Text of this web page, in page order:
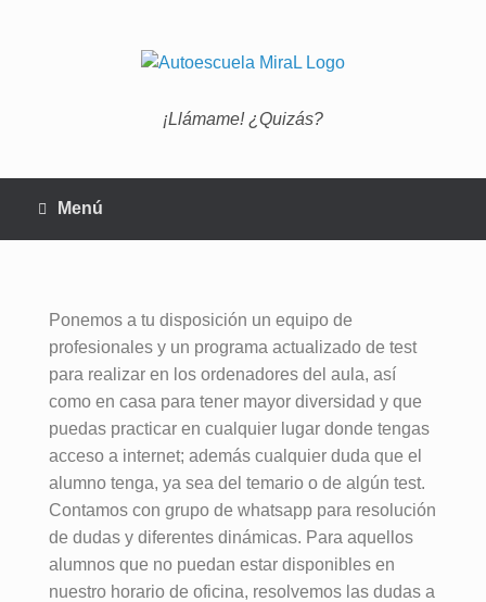
¡Llámame! ¿Quizás?
Menú
Ponemos a tu disposición un equipo de
profesionales y un programa actualizado de test
para realizar en los ordenadores del aula, así
como en casa para tener mayor diversidad y que
puedas practicar en cualquier lugar donde tengas
acceso a internet; además cualquier duda que el
alumno tenga, ya sea del temario o de algún test.
Contamos con grupo de whatsapp para resolución
de dudas y diferentes dinámicas. Para aquellos
alumnos que no puedan estar disponibles en
nuestro horario de oficina, resolvemos las dudas a